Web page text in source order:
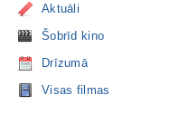
Aktuāli
Šobrīd kino
Drīzumā
Visas filmas